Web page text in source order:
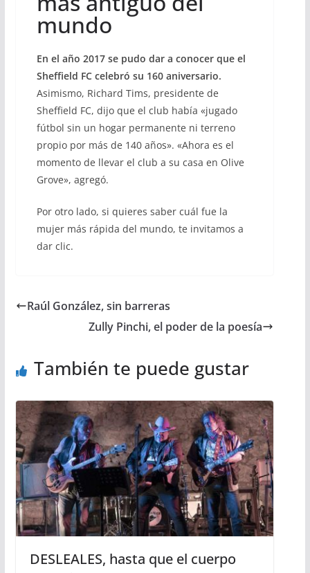
mundo
En el año 2017 se pudo dar a conocer que el
Sheffield FC celebró su 160 aniversario.
Asimismo, Richard Tims, presidente de
Sheffield FC, dijo que el club había «jugado
fútbol sin un hogar permanente ni terreno
propio por más de 140 años». «Ahora es el
momento de llevar el club a su casa en Olive
Grove», agregó.
Por otro lado, si quieres saber cuál fue la
mujer más rápida del mundo, te invitamos a
dar clic.
Raúl González, sin barreras
Zully Pinchi, el poder de la poesía
También te puede gustar
DESLEALES, hasta que el cuerpo